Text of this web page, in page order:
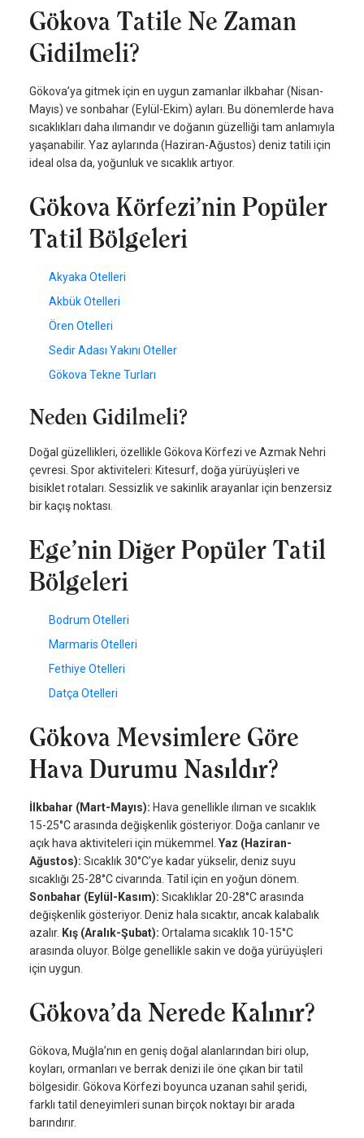
Gökova Tatile Ne Zaman
Gidilmeli?
Gökova’ya gitmek için en uygun zamanlar ilkbahar (Nisan-
Mayıs) ve sonbahar (Eylül-Ekim) ayları. Bu dönemlerde hava
sıcaklıkları daha ılımandır ve doğanın güzelliği tam anlamıyla
yaşanabilir. Yaz aylarında (Haziran-Ağustos) deniz tatili için
ideal olsa da, yoğunluk ve sıcaklık artıyor.
Gökova Körfezi’nin Popüler
Tatil Bölgeleri
Akyaka Otelleri
Akbük Otelleri
Ören Otelleri
Sedir Adası Yakını Oteller
Gökova Tekne Turları
Neden Gidilmeli?
Doğal güzellikleri, özellikle Gökova Körfezi ve Azmak Nehri
çevresi. Spor aktiviteleri: Kitesurf, doğa yürüyüşleri ve
bisiklet rotaları. Sessizlik ve sakinlik arayanlar için benzersiz
bir kaçış noktası.
Ege’nin Diğer Popüler Tatil
Bölgeleri
Bodrum Otelleri
Marmaris Otelleri
Fethiye Otelleri
Datça Otelleri
Gökova Mevsimlere Göre
Hava Durumu Nasıldır?
İlkbahar (Mart-Mayıs): Hava genellikle ılıman ve sıcaklık
15-25°C arasında değişkenlik gösteriyor. Doğa canlanır ve
açık hava aktiviteleri için mükemmel. Yaz (Haziran-
Ağustos): Sıcaklık 30°C’ye kadar yükselir, deniz suyu
sıcaklığı 25-28°C civarında. Tatil için en yoğun dönem.
Sonbahar (Eylül-Kasım): Sıcaklıklar 20-28°C arasında
değişkenlik gösteriyor. Deniz hala sıcaktır, ancak kalabalık
azalır. Kış (Aralık-Şubat): Ortalama sıcaklık 10-15°C
arasında oluyor. Bölge genellikle sakin ve doğa yürüyüşleri
için uygun.
Gökova’da Nerede Kalınır?
Gökova, Muğla’nın en geniş doğal alanlarından biri olup,
koyları, ormanları ve berrak denizi ile öne çıkan bir tatil
bölgesidir. Gökova Körfezi boyunca uzanan sahil şeridi,
farklı tatil deneyimleri sunan birçok noktayı bir arada
barındırır.